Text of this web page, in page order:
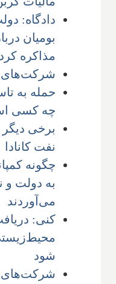
دادگاه:
بومیان
مذاکره
شرکت‌های
حمله به
چه کسی
برخی
نفت کانادا
چگونه
به دولت و
می‌آوردند
کنی:
شود
شرکت‌های